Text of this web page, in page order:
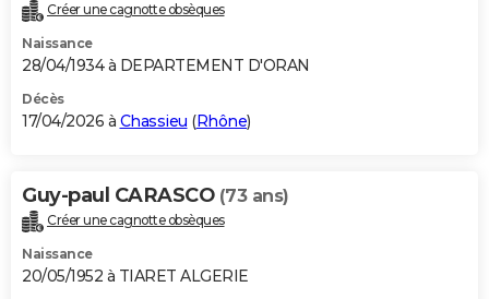
Destinations
City break
Voyage nature
Voyage de noces
Forum
Climat
+PHOTO
GUIDES D'ACHAT
BONS PLANS
Carte de Noël
Carte Bonne année
Carte Saint-Valentin
Carte Pâques
Carte d'anniversaire
DICTIONNAIRE
Dictionnaire
Biographies
Citations
Expressions
Proverbes
PROGRAMME TV
Créer une cagnotte obsèques
Naissance
28/04/1934 à DEPARTEMENT D'ORAN
Décès
17/04/2026 à Chassieu (Rhône)
Guy-paul CARASCO (73 ans)
Créer une cagnotte obsèques
Naissance
20/05/1952 à TIARET ALGERIE